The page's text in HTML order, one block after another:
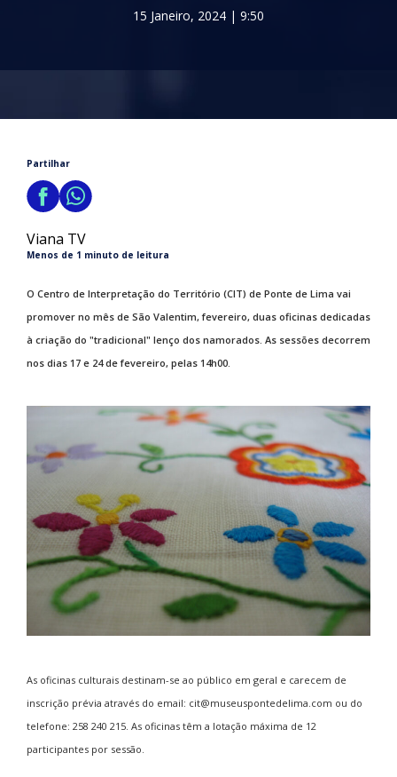
15 Janeiro, 2024 | 9:50
Partilhar
Viana TV
Menos de 1 minuto de leitura
O Centro de Interpretação do Território (CIT) de Ponte de Lima vai
promover no mês de São Valentim, fevereiro, duas oficinas dedicadas
à criação do "tradicional" lenço dos namorados. As sessões decorrem
nos dias 17 e 24 de fevereiro, pelas 14h00.
As oficinas culturais destinam-se ao público em geral e carecem de
inscrição prévia através do email: cit@museuspontedelima.com ou do
telefone: 258 240 215. As oficinas têm a lotação máxima de 12
participantes por sessão.